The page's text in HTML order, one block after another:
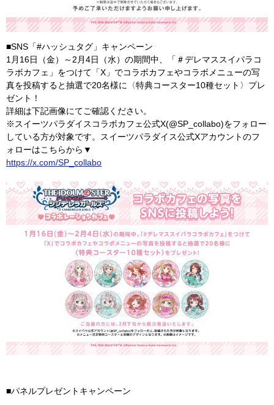
■SNS「#ハッシュタグ」キャンペーン
1月16日（金）～2月4日（水）の期間中、「＃デレマススイパラコ
ラボカフェ」をつけて「X」でコラボカフェやコラボメニューの写
真を投稿すると抽選で20名様に〈特典コースター10種セット〉プレ
ゼント！
詳細は下記画像にてご確認ください。
※スイーツパラダイスコラボカフェ公式X(@SP_collabo)をフォロー
している方が対象です。スイーツパラダイス公式Xアカウントのフ
ォローはこちらから▼
https://x.com/SP_collabo
■パネルプレゼントキャンペーン